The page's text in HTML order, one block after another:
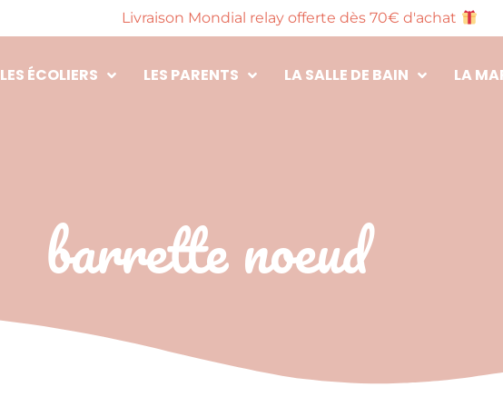
Livraison Mondial relay offerte dès 70€ d'achat
LES ÉCOLIERS LES PARENTS LA SALLE DE BAIN LA
barrette noeud